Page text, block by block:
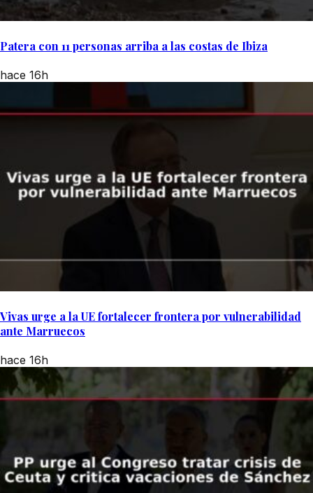
Patera con 11 personas arriba a las costas de Ibiza
hace 16h
Vivas urge a la UE fortalecer frontera por vulnerabilidad
ante Marruecos
hace 16h